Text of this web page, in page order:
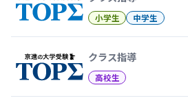
小学生 中学生
クラス指導
高校生